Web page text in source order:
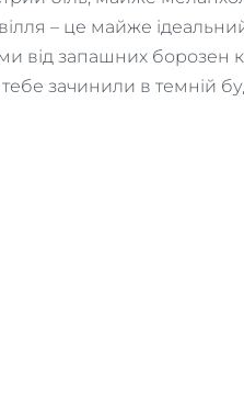
– це майже
від запашних борозен
зачинили в темній